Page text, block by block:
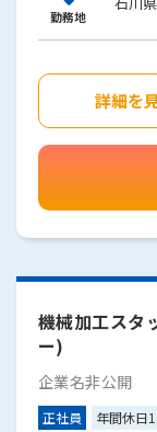
勤務地
詳細を
機械加工スタ
ー)
企業名非公開
正社員 年間休日